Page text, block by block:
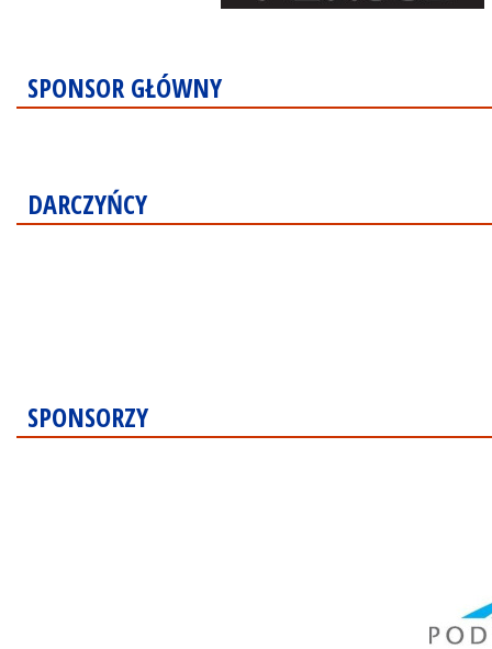
SPONSOR GŁÓWNY
DARCZYŃCY
SPONSORZY